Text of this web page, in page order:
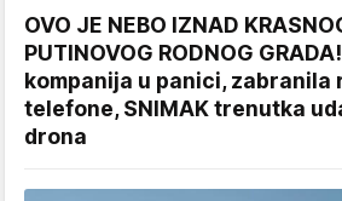
OVO JE NEBO IZNAD
PUTINOVOG RODNOG
kompanija u panici, zabranila
telefone, SNIMAK trenutka
drona